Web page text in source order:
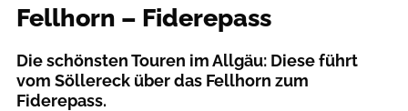
Fellhorn – Fiderepass
Die schönsten Touren im Allgäu: Diese führt
vom Söllereck über das Fellhorn zum
Fiderepass.